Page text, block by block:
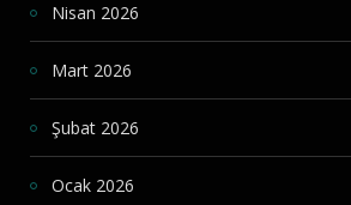
Nisan 2026
Mart 2026
Şubat 2026
Ocak 2026